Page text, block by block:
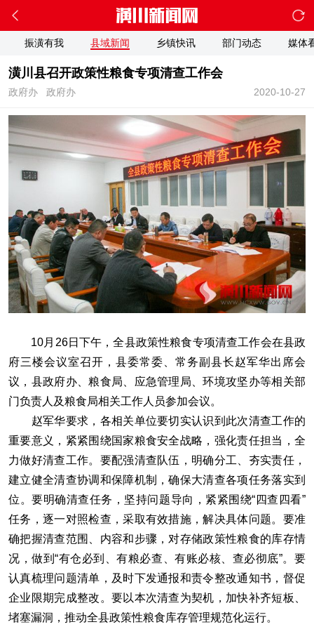
振潢有我 县域新闻 乡镇快讯 部门动态 媒体
潢川县召开政策性粮食专项清查工作会
2020-10-27
政府办 政府办
10月26日下午，全县政策性粮食专项清查工作会在县政
府三楼会议室召开，县委常委、常务副县长赵军华出席会
议，县政府办、粮食局、应急管理局、环境攻坚办等相关部
门负责人及粮食局相关工作人员参加会议。
赵军华要求，各相关单位要切实认识到此次清查工作的
重要意义，紧紧围绕国家粮食安全战略，强化责任担当，全
力做好清查工作。要配强清查队伍，明确分工、夯实责任，
建立健全清查协调和保障机制，确保大清查各项任务落实到
位。要明确清查任务，坚持问题导向，紧紧围绕“四查四看”
任务，逐一对照检查，采取有效措施，解决具体问题。要准
确把握清查范围、内容和步骤，对存储政策性粮食的库存情
况，做到“有仓必到、有粮必查、有账必核、查必彻底”。要
认真梳理问题清单，及时下发通报和责令整改通知书，督促
企业限期完成整改。要以本次清查为契机，加快补齐短板、
堵塞漏洞，推动全县政策性粮食库存管理规范化运行。